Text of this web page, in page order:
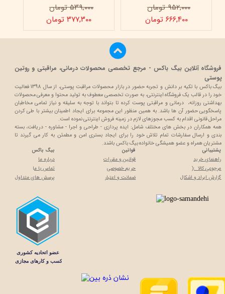
۵۳۹,۰۰۰ تومان
۳۷۷,۳۰۰ تومان
۹۵۲,۰۰۰ تومان
۶۶۶,۴۰۰ تومان
پشتیبانی
راهنمای خرید
مرجوعی کالا :(
گزارش ایراد و اشکال
قوانین
قوانین و مقررات
حریم خصوصی
ضمانت و اعتبار
بیگ باکس
درباره ما
تماس با ما
پرسش های متداول
فروشگاه آنلاین بیگ باکس - مرجع تخصصی محصولات درمانی، مراقبتی و روتین
پوستی
بیگ باکس با تکیه بر دانش و تجربه حضور در بازار محصولات مراقبت پوستی، از سال 1398 فعالیت
خود را در قالب یک فروشگاه اینترنتی، به صورت تخصصی معطوف به تولید محتوا و معرفی محصولات
بهداشتی روزانه، درمانی و مراقبتی پوست کرده تا بتواند با توجه به سلیقه و نیاز تمامی مخاطبان
پاسخگویی حضور آن ها باشد. به همین منظور این مجموعه برای ایجاد اطمینان بیشتر با طی کردن
مراحل قانونی اقدام به کسب مجوزهای لازم در زمینه فروش اینترنتی نموده است.
همه همکاران در بخش های مختلف شامل: ایده پردازی - طراحی و اجرا - مشاوره - دریافت، بسته
بندی و ارسال سفارشات تمام تلاش خود را برای ایجاد بستری امن و مطمئن به کار می گیرند تا
مشتریان همراه و عضو همیشگی خانواده بیگ باکس باشند.